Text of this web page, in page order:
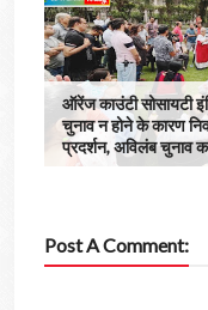
ऑरेंज काउंटी सोसायटी
चुनाव न होने के कारण
प्रदर्शन, अविलंब चुनाव
Post A Comment: